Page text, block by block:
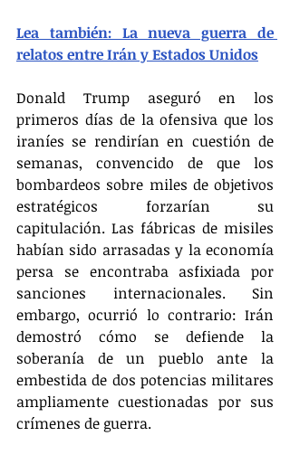
Lea también: La nueva guerra de
relatos entre Irán y Estados Unidos
Donald Trump aseguró en los
primeros días de la ofensiva que los
iraníes se rendirían en cuestión de
semanas, convencido de que los
bombardeos sobre miles de objetivos
estratégicos forzarían su
capitulación. Las fábricas de misiles
habían sido arrasadas y la economía
persa se encontraba asfixiada por
sanciones internacionales. Sin
embargo, ocurrió lo contrario: Irán
demostró cómo se defiende la
soberanía de un pueblo ante la
embestida de dos potencias militares
ampliamente cuestionadas por sus
crímenes de guerra.